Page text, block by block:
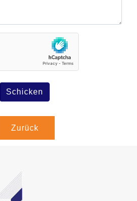
Schicken
Zurück